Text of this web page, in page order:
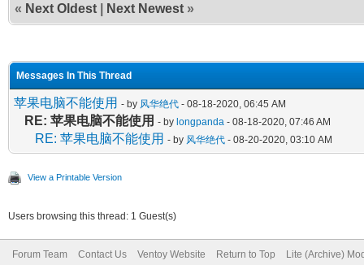
« Next Oldest Next Newest »
Messages In This Thread
苹果电脑不能使用 - by 风华绝代 - 08-18-2020, 06:45 AM
RE: 苹果电脑不能使用 - by longpanda - 08-18-2020, 07:46 AM
RE: 苹果电脑不能使用 - by 风华绝代 - 08-20-2020, 03:10 AM
View a Printable Version
Users browsing this thread: 1 Guest(s)
Forum Team Contact Us Ventoy Website Return to Top Lite (Archive)